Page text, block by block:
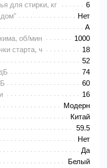
для стирки, кг
6
Нет
A
об/мин
1000
старта, ч
18
52
74
60
16
Модерн
Китай
59.5
Нет
Да
Белый